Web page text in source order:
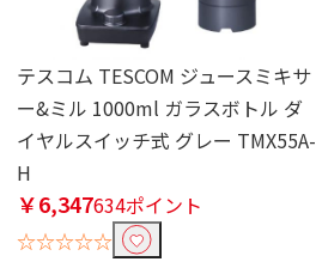
テスコム TESCOM ジュースミキサ
ー&ミル 1000ml ガラスボトル ダ
イヤルスイッチ式 グレー TMX55A-
H
￥6,347634ポイント
☆☆☆☆☆